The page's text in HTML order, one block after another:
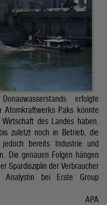
erfolgte
Atomkraftwerks Paks könnte
des Landes haben.
zuletzt noch in Betrieb, die
bereits Industrie und
Die genauen Folgen hängen
Spardisziplin der Verbraucher
Analystin bei Erste Group
APA